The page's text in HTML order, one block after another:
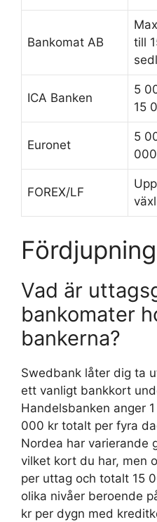
Bankomat AB
till
ICA Banken
5
15
Euronet
5
FOREX/LF
Vad är
bankomater
bankerna?
Swedbank låter dig ta
ett vanligt bankkort
Handelsbanken anger
000 kr totalt per fyra
Nordea har varierande
vilket kort du har, men
per uttag och totalt 15
olika nivåer beroende
kr per dygn med